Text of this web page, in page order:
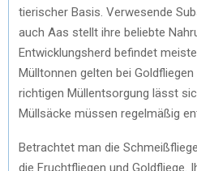
tierischer Basis. Verwesende
auch Aas stellt ihre beliebte
Entwicklungsherd befindet
Mülltonnen gelten bei
richtigen Müllentsorgung lässt
Müllsäcke müssen regelmäßig
Betrachtet man die
die Fruchtfliegen und Goldfliege.